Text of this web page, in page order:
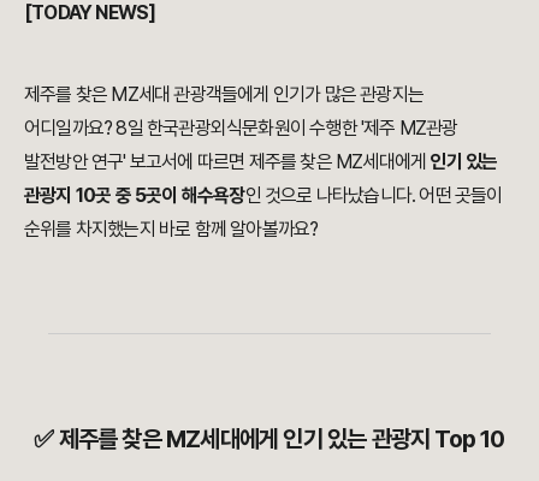
[TODAY NEWS]
제주를 찾은 MZ세대 관광객들에게 인기가 많은 관광지는
어디일까요? 8일 한국관광외식문화원이 수행한 '제주 MZ관광
발전방안 연구' 보고서에 따르면 제주를 찾은 MZ세대에게 인기 있는
관광지 10곳 중 5곳이 해수욕장인 것으로 나타났습니다. 어떤 곳들이
순위를 차지했는지 바로 함께 알아볼까요?
✅ 제주를 찾은 MZ세대에게 인기 있는 관광지 Top 10